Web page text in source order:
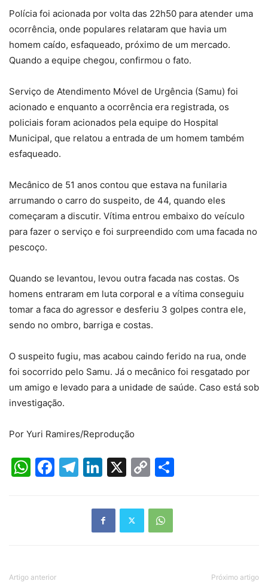
Polícia foi acionada por volta das 22h50 para atender uma
ocorrência, onde populares relataram que havia um
homem caído, esfaqueado, próximo de um mercado.
Quando a equipe chegou, confirmou o fato.
Serviço de Atendimento Móvel de Urgência (Samu) foi
acionado e enquanto a ocorrência era registrada, os
policiais foram acionados pela equipe do Hospital
Municipal, que relatou a entrada de um homem também
esfaqueado.
Mecânico de 51 anos contou que estava na funilaria
arrumando o carro do suspeito, de 44, quando eles
começaram a discutir. Vítima entrou embaixo do veículo
para fazer o serviço e foi surpreendido com uma facada no
pescoço.
Quando se levantou, levou outra facada nas costas. Os
homens entraram em luta corporal e a vítima conseguiu
tomar a faca do agressor e desferiu 3 golpes contra ele,
sendo no ombro, barriga e costas.
O suspeito fugiu, mas acabou caindo ferido na rua, onde
foi socorrido pelo Samu. Já o mecânico foi resgatado por
um amigo e levado para a unidade de saúde. Caso está sob
investigação.
Por Yuri Ramires/Reprodução
WhatsApp
Facebook
Telegram
LinkedIn
X
Copy
Artigo anterior Próximo artigo